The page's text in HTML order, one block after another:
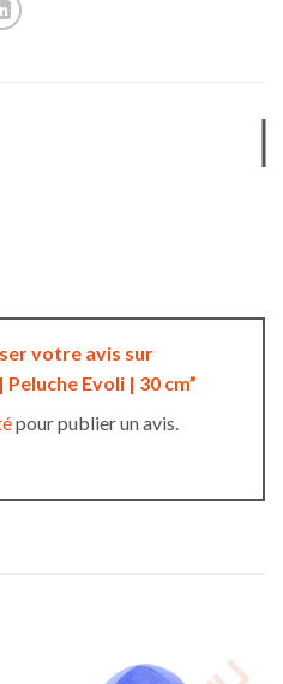
votre avis sur
Evoli | 30 cm”
pour publier un avis.